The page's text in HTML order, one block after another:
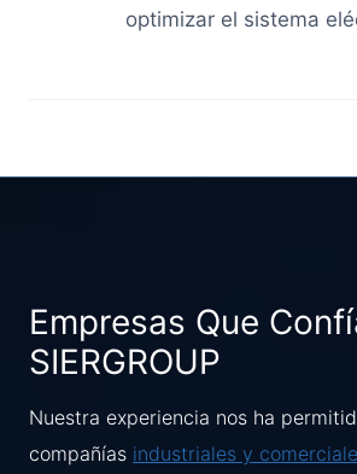
optimizar el sistema
Empresas Que
SIERGROUP
Nuestra experiencia nos ha
compañías industriales y